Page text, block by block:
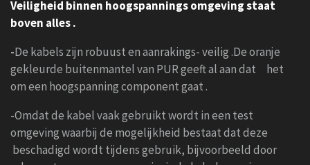
Veiligheid binnen hoogspannings omgeving staat
boven alles .
-De kabels zijn robuust en aanrakings- veilig .De oranje
gekleurde buitenmantel van PUR geeft al aan dat het
om een hoogspanning component gaat .
-Omdat de kabel vaak gebruikt wordt in een test
omgeving waarbij de mogelijkheid bestaat dat deze
beschadigd wordt tijdens gebruik, bijvoorbeeld door